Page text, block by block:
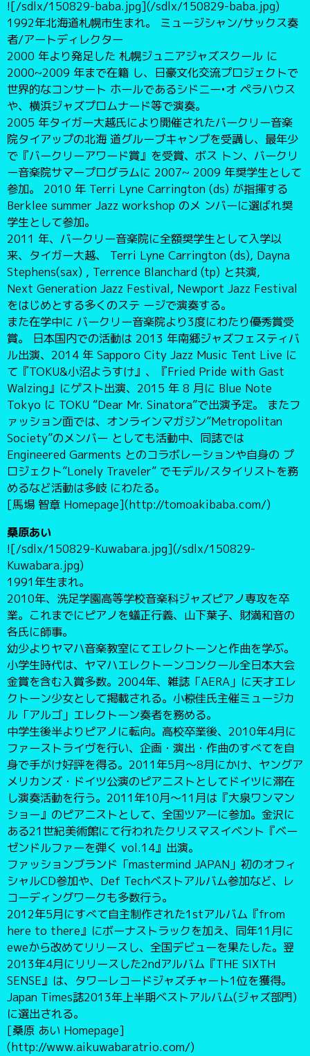
![/sdlx/150829-baba.jpg](/sdlx/150829-baba.jpg)
1992年北海道札幌市生まれ。 ミュージシャン/サックス奏
者/アートディレクター
2000 年より発足した 札幌ジュニアジャズスクール に
2000~2009 年まで在籍 し、日豪文化交流プロジェクトで
世界的なコンサート ホールであるシドニー•オ ペラハウス
や、横浜ジャズプロムナード等で演奏。
2005 年タイガー大越氏により開催されたバークリー音楽
院タイアップの北海 道グルーブキャンプを受講し、最年少
で『バークリーアワード賞』を受賞、ボス トン、バークリ
ー音楽院サマープログラムに 2007~ 2009 年奨学生として
参加。 2010 年 Terri Lyne Carrington (ds) が指揮する
Berklee summer Jazz workshop のメ ンバーに選ばれ奨
学生として参加。
2011 年、バークリー音楽院に全額奨学生として入学以
来、タイガー大越、 Terri Lyne Carrington (ds), Dayna
Stephens(sax) , Terrence Blanchard (tp) と共演,
Next Generation Jazz Festival, Newport Jazz Festival
をはじめとする多くのステ ージで演奏する。
また在学中に バークリー音楽院より3度にわたり優秀賞受
賞。 日本国内での活動は 2013 年南郷ジャズフェスティバ
ル出演、2014 年 Sapporo City Jazz Music Tent Live に
て『TOKU&小沼ようすけ』、『Fried Pride with Gast
Walzing』にゲスト出演、2015 年 8 月に Blue Note
Tokyo に TOKU “Dear Mr. Sinatora”で出演予定。 またフ
ァッション面では、オンラインマガジン”Metropolitan
Society”のメンバー としても活動中、同誌では
Engineered Garments とのコラボレーションや自身の プ
ロジェクト”Lonely Traveler” でモデル/スタイリストを務
めるなど活動は多岐 にわたる。
[馬場 智章 Homepage](http://tomoakibaba.com/)
桑原あい
![/sdlx/150829-Kuwabara.jpg](/sdlx/150829-
Kuwabara.jpg)
1991年生まれ。
2010年、洗足学園高等学校音楽科ジャズピアノ専攻を卒
業。これまでにピアノを蟻正行義、山下葉子、財満和音の
各氏に師事。
幼少よりヤマハ音楽教室にてエレクトーンと作曲を学ぶ。
小学生時代は、ヤマハエレクトーンコンクール全日本大会
金賞を含む入賞多数。2004年、雑誌「AERA」に天才エレ
クトーン少女として掲載される。小椋佳氏主催ミュージカ
ル「アルゴ」エレクトーン奏者を務める。
中学生後半よりピアノに転向。高校卒業後、2010年4月に
ファーストライヴを行い、企画・演出・作曲のすべてを自
身で手がけ好評を得る。2011年5月〜8月にかけ、ヤングア
メリカンズ・ドイツ公演のピアニストとしてドイツに滞在
し演奏活動を行う。2011年10月〜11月は『大泉ワンマン
ショー』のピアニストとして、全国ツアーに参加。金沢に
ある21世紀美術館にて行われたクリスマスイベント『ベー
ゼンドルファーを弾く vol.14』出演。
ファッションブランド「mastermind JAPAN」初のオフィ
シャルCD参加や、Def Techベストアルバム参加など、レ
コーディングワークも多数行う。
2012年5月にすべて自主制作された1stアルバム『from
here to there』にボーナストラックを加え、同年11月に
eweから改めてリリースし、全国デビューを果たした。翌
2013年4月にリリースした2ndアルバム『THE SIXTH
SENSE』は、タワーレコードジャズチャート1位を獲得。
Japan Times誌2013年上半期ベストアルバム(ジャズ部門)
に選出される。
[桑原 あい Homepage]
(http://www.aikuwabaratrio.com/)